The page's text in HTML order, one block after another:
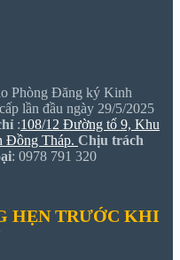
Phòng Đăng ký Kinh
lần đầu ngày 29/5/2025
:108/12 Đường tổ 9, Khu
Đồng Tháp. Chịu trách
: 0978 791 320
HẸN TRƯỚC KHI